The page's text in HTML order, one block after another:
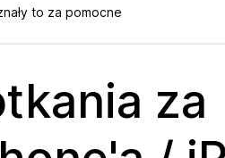
to za pomocne
za